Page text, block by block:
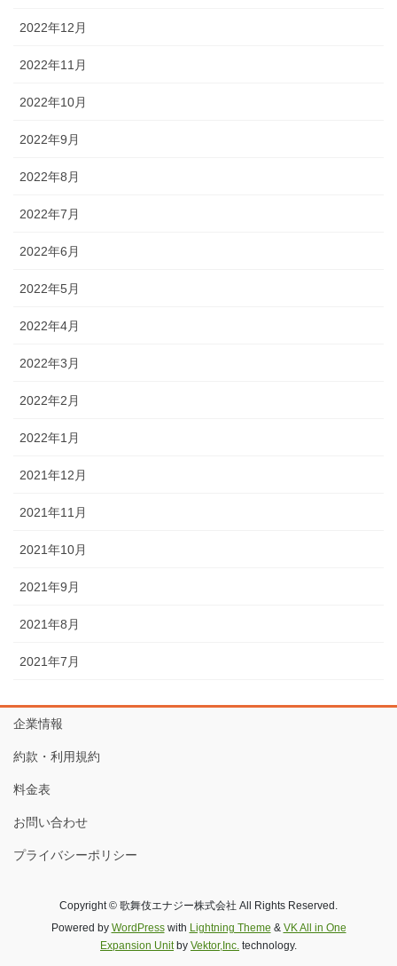
2022年12月
2022年11月
2022年10月
2022年9月
2022年8月
2022年7月
2022年6月
2022年5月
2022年4月
2022年3月
2022年2月
2022年1月
2021年12月
2021年11月
2021年10月
2021年9月
2021年8月
2021年7月
企業情報
約款・利用規約
料金表
お問い合わせ
プライバシーポリシー
Copyright © 歌舞伎エナジー株式会社 All Rights Reserved.
Powered by WordPresswith Lightning Theme & VK All in One
Expansion Unitby Vektor,Inc. technology.